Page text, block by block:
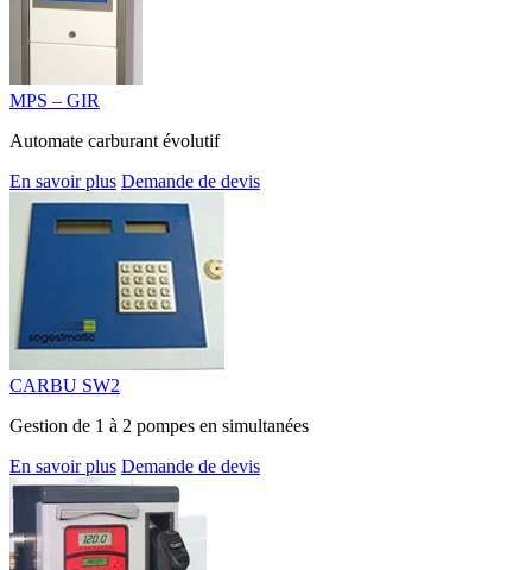
MPS – GIR
Automate carburant évolutif
En savoir plus Demande de devis
CARBU SW2
Gestion de 1 à 2 pompes en simultanées
En savoir plus Demande de devis